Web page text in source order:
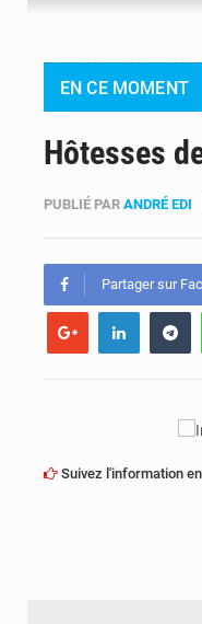
EN CE MOMENT
Hôtesses
PUBLIÉ PAR ANDRÉ EDI
Partager sur
Suivez l'information